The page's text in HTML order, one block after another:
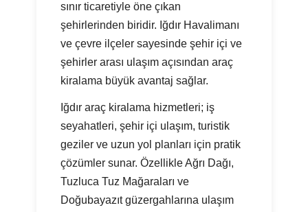
sınır ticaretiyle öne çıkan
şehirlerinden biridir. Iğdır Havalimanı
ve çevre ilçeler sayesinde şehir içi ve
şehirler arası ulaşım açısından araç
kiralama büyük avantaj sağlar.
Iğdır araç kiralama hizmetleri; iş
seyahatleri, şehir içi ulaşım, turistik
geziler ve uzun yol planları için pratik
çözümler sunar. Özellikle Ağrı Dağı,
Tuzluca Tuz Mağaraları ve
Doğubayazıt güzergahlarına ulaşım